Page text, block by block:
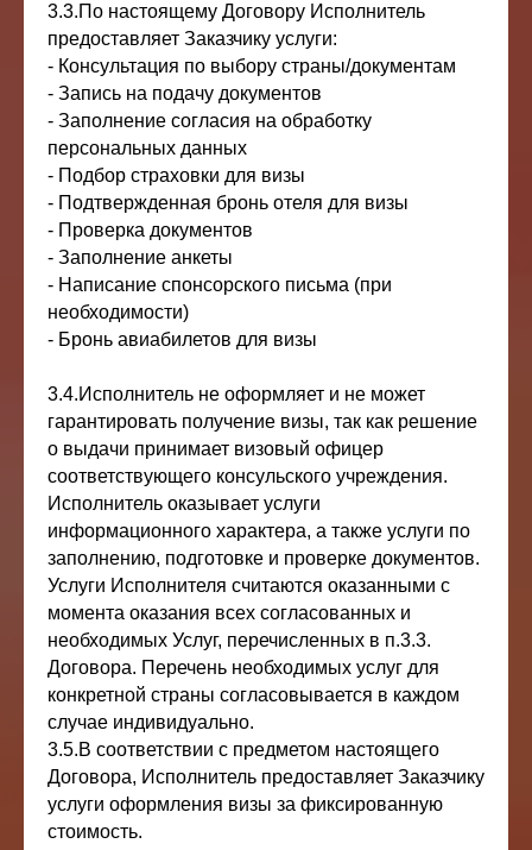
3.3.По настоящему Договору Исполнитель
предоставляет Заказчику услуги:
- Консультация по выбору страны/документам
- Запись на подачу документов
- Заполнение согласия на обработку
персональных данных
- Подбор страховки для визы
- Подтвержденная бронь отеля для визы
- Проверка документов
- Заполнение анкеты
- Написание спонсорского письма (при
необходимости)
- Бронь авиабилетов для визы
3.4.Исполнитель не оформляет и не может
гарантировать получение визы, так как решение
о выдачи принимает визовый офицер
соответствующего консульского учреждения.
Исполнитель оказывает услуги
информационного характера, а также услуги по
заполнению, подготовке и проверке документов.
Услуги Исполнителя считаются оказанными с
момента оказания всех согласованных и
необходимых Услуг, перечисленных в п.3.3.
Договора. Перечень необходимых услуг для
конкретной страны согласовывается в каждом
случае индивидуально.
3.5.В соответствии с предметом настоящего
Договора, Исполнитель предоставляет Заказчику
услуги оформления визы за фиксированную
стоимость.